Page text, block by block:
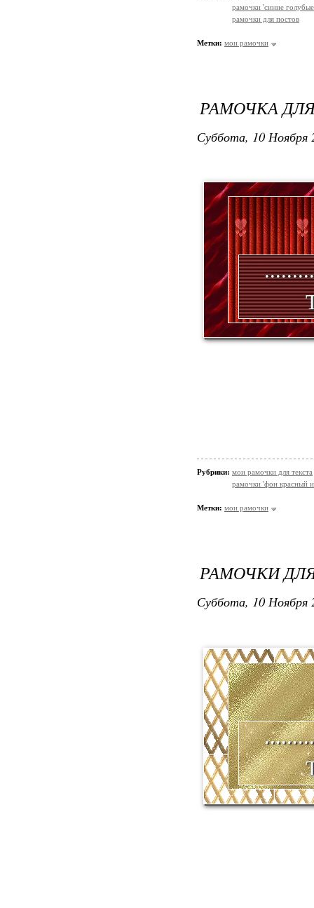
рамочки 'синие
рамочки для постов
Метки: мои рамочки
РАМОЧКА
Суббота, 10 Ноября
Рубрики: мои рамочки для текста
рамочки 'фон красный
Метки: мои рамочки
РАМОЧКИ
Суббота, 10 Ноября